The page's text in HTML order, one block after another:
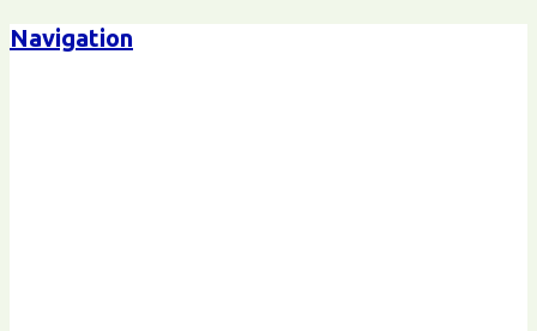
Navigation